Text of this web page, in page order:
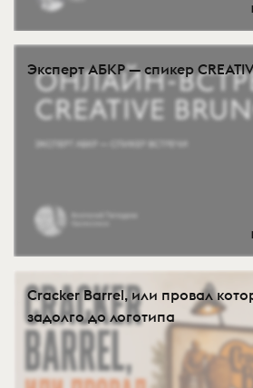
Эксперт АБКР — спикер
Cracker Barrel, или провал
задолго до логотипа